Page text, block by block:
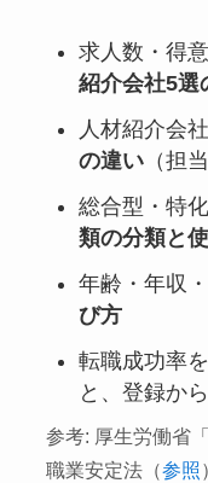
求人数・得
紹介会社5選
人材紹介会
の違い（担
総合型・特
類の分類と
年齢・年収
び方
転職成功率
と、登録か
参考: 厚生労働省
職業安定法（参照